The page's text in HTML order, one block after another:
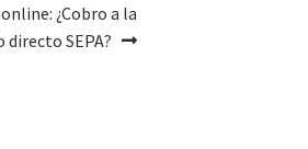
¿Cobro a la
directo SEPA?